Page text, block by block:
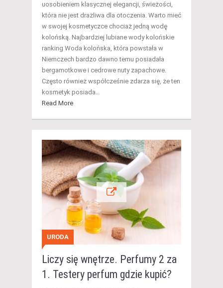
uosobieniem klasycznej elegancji, świeżości,
która nie jest drażliwa dla otoczenia. Warto mieć
w swojej kosmetyczce chociaż jedną wodę
kolońską. Najbardziej lubiane wody kolońskie
ranking Woda kolońska, która powstała w
Niemczech bardzo dawno temu posiadała
bergamotkowe i cedrowe nuty zapachowe.
Często również współcześnie zdarza się, że ten
kosmetyk posiada…
Read More
URODA
Liczy się wnętrze. Perfumy 2 za
1. Testery perfum gdzie kupić?